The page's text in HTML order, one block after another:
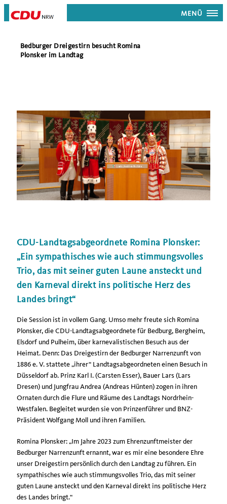
MENÜ
Bedburger Dreigestirn besucht Romina
Plonsker im Landtag
CDU-Landtagsabgeordnete Romina Plonsker:
Ein sympathisches wie auch stimmungsvolles
Trio, das mit seiner guten Laune ansteckt und
den Karneval direkt ins politische Herz des
Landes bringt“
Die Session ist in vollem Gang. Umso mehr freute sich Romina
Plonsker, die CDU-Landtagsabgeordnete für Bedburg, Bergheim,
Elsdorf und Pulheim, über karnevalistischen Besuch aus der
Heimat. Denn: Das Dreigestirn der Bedburger Narrenzunft von
1886 e. V. stattete „ihrer“ Landtagsabgeordneten einen Besuch in
Düsseldorf ab. Prinz Karl I. (Carsten Esser), Bauer Lars (Lars
Dresen) und Jungfrau Andrea (Andreas Hünten) zogen in ihren
Ornaten durch die Flure und Räume des Landtags Nordrhein-
Westfalen. Begleitet wurden sie von Prinzenführer und BNZ-
Präsident Wolfgang Moll und ihren Familien.
Romina Plonsker: „Im Jahre 2023 zum Ehrenzunftmeister der
Bedburger Narrenzunft ernannt, war es mir eine besondere Ehre
unser Dreigestirn persönlich durch den Landtag zu führen. Ein
sympathisches wie auch stimmungsvolles Trio, das mit seiner
guten Laune ansteckt und den Karneval direkt ins politische Herz
des Landes bringt.“